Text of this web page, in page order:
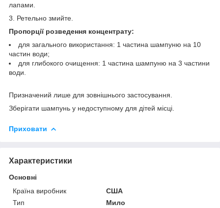
лапами.
3. Ретельно змийте.
Пропорції розведення концентрату:
для загального використання: 1 частина шампуню на 10
частин води;
для глибокого очищення: 1 частина шампуню на 3 частини
води.
Призначений лише для зовнішнього застосування.
Зберігати шампунь у недоступному для дітей місці.
Приховати
Характеристики
Основні
Країна виробник
США
Тип
Мило